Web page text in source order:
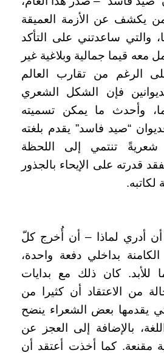
يكشف عن الأزمة العميقة
والتي ساعدتني على التأكد
قيما جمالية وبلاغية غير
الرغم من تقارب العالم
فإن الشكل الشعري
وأحدث ما يمكن تسميته
“صيد فاسد” يقدم بلغته
شعريةً تنتمي إلى اللحظة
قدرته على الإيحاء بالجذور
لكاتبه.
أدري لماذا – أن أُخرج كلّ
الكامنة بداخلي دفعة واحدة،
للأبد. كان ذلك مع بدايات
حالة من الاعتقاد أن كثيرا من
يقدمها بعض الشعراء ينضح
بالإضافة إلى العجز عن
مقنعة. كما أخذت أعتقد أن